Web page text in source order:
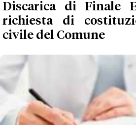
Discarica di Finale
richiesta di
civile del Comune